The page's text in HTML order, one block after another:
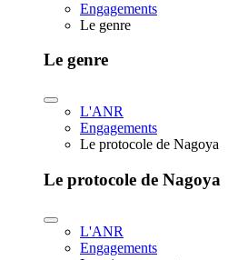
Engagements
Le genre
Le genre
L'ANR
Engagements
Le protocole de Nagoya
Le protocole de Nagoya
L'ANR
Engagements